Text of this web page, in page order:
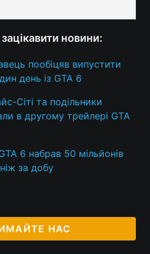
новини:
пообіцяв випустити
день із GTA 6
Сіті та подільники
в другому трейлері GTA
6 набрав 50 мільйонів
за добу
НАС